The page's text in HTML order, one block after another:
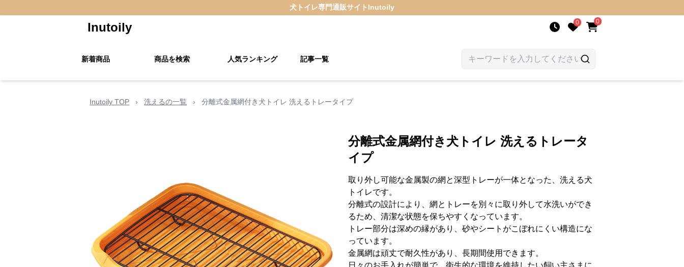
犬トイレ専門通販サイト Inutoily
Inutoily 0 0
新着商品 商品を検索 人気ランキング 記事一覧
Inutoily TOP › 洗えるの一覧 › 分離式金属網付き犬トイレ 洗えるトレータイプ
分離式金属網付き犬トイレ 洗えるトレータ
イプ
取り外し可能な金属製の網と深型トレーが一体となった、洗える犬
トイレです。
分離式の設計により、網とトレーを別々に取り外して水洗いができ
るため、清潔な状態を保ちやすくなっています。
トレー部分は深めの縁があり、砂やシートがこぼれにくい構造にな
っています。
金属網は頑丈で耐久性があり、長期間使用できます。
日々のお手入れが簡単で、衛生的な環境を維持したい飼い主さまに